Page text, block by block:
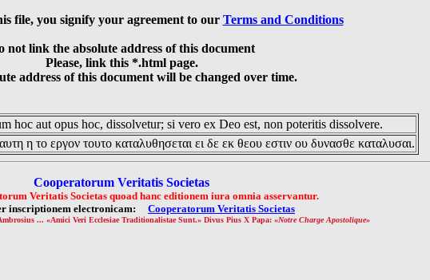
file, you signify your agreement to our Terms and Conditions
not link the absolute address of this document
Please, link this *.html page.
address of this document will be changed over time.
hoc aut opus hoc, dissolvetur; si vero ex Deo est, non poteritis dissolvere.
η το εργον τουτο καταλυθησεται ει δε εκ θεου εστιν ου δυνασθε καταλυσαι.
Cooperatorum Veritatis Societas
Veritatis Societas quoad hanc editionem iura omnia asservantur.
inscriptionem electronicam: Cooperatorum Veritatis Societas
... «Amici Veri Ecclesiae Traditionalistae Sunt.» Divus Pius X Papa: «Notre Charge Apostolique»